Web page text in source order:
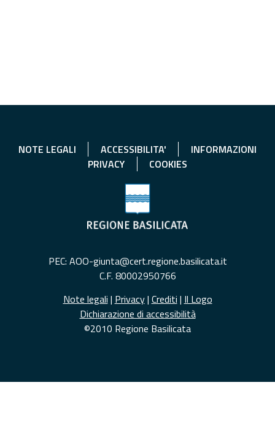
NOTE LEGALI ACCESSIBILITA'
INFORMAZIONI
PRIVACY
COOKIES
PEC: AOO-giunta@cert.regione.basilicata.it
C.F. 80002950766
Note legali | Privacy| Crediti | Il Logo
Dichiarazione di accessibilità
©2010 Regione Basilicata